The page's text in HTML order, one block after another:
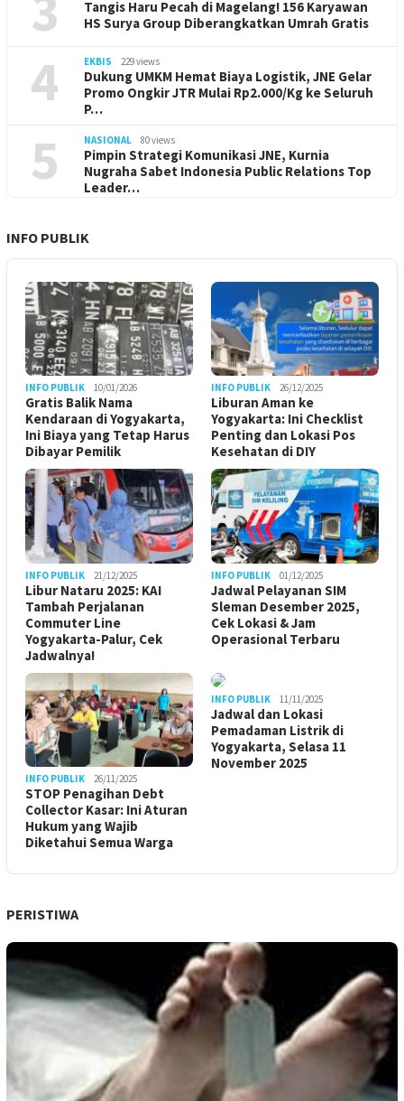
Tangis Haru Pecah di Magelang! 156 Karyawan
HS Surya Group Diberangkatkan Umrah Gratis
4 EKBIS 229 views
Dukung UMKM Hemat Biaya Logistik, JNE Gelar
Promo Ongkir JTR Mulai Rp2.000/Kg ke Seluruh
P…
5 NASIONAL 80 views
Pimpin Strategi Komunikasi JNE, Kurnia
Nugraha Sabet Indonesia Public Relations Top
Leader…
INFO PUBLIK
INFO PUBLIK 10/01/2026
Gratis Balik Nama
Kendaraan di Yogyakarta,
Ini Biaya yang Tetap Harus
Dibayar Pemilik
INFO PUBLIK 26/12/2025
Liburan Aman ke
Yogyakarta: Ini Checklist
Penting dan Lokasi Pos
Kesehatan di DIY
INFO PUBLIK 21/12/2025
Libur Nataru 2025: KAI
Tambah Perjalanan
Commuter Line
Yogyakarta-Palur, Cek
Jadwalnya!
INFO PUBLIK 01/12/2025
Jadwal Pelayanan SIM
Sleman Desember 2025,
Cek Lokasi & Jam
Operasional Terbaru
INFO PUBLIK 26/11/2025
STOP Penagihan Debt
Collector Kasar: Ini Aturan
Hukum yang Wajib
Diketahui Semua Warga
INFO PUBLIK 11/11/2025
Jadwal dan Lokasi
Pemadaman Listrik di
Yogyakarta, Selasa 11
November 2025
PERISTIWA